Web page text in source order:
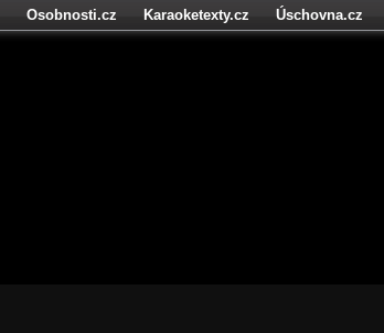
Osobnosti.cz Karaoketexty.cz Úschovna.cz